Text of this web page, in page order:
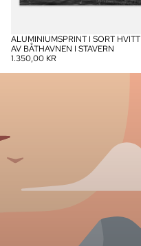
ALUMINIUMSPRINT I SORT HVITT
AV BÅTHAVNEN I STAVERN
1.350,00 KR